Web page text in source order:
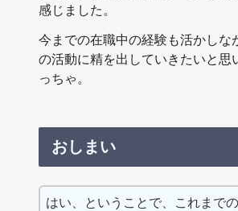
感じました。
今までの在職中の経験も活かしな
の活動に精を出していきたいと思
っちゃ。
おしまい
はい、ということで、これまで